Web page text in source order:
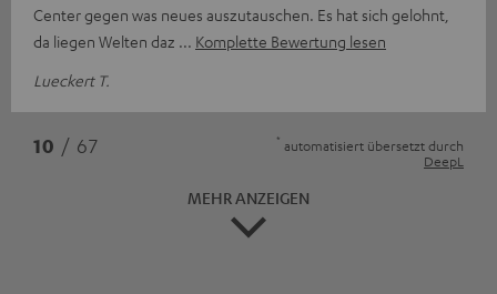
Center gegen was neues auszutauschen. Es hat sich gelohnt,
da liegen Welten daz
Komplette Bewertung lesen
Lueckert T.
10 / 67 * automatisiert übersetzt durch
DeepL
MEHR ANZEIGEN